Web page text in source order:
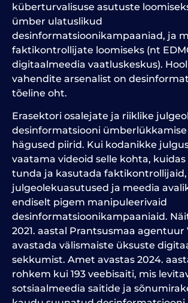
küberturvalisuse asutuste
ümber ulatuslikud
desinformatsioonikampaaniad, ja
faktikontrollijate loomiseks (nt
digitaalmeedia vaatluskeskus).
vahendite arsenalist on
tõeline oht.
Erasektori osalejate ja riiklike
desinformatsiooni ümberlükkamise
hägused piirid. Kui kodanikke
vaatama videoid selle kohta,
tunda ja kasutada faktikontrollijaid,
julgeolekuasutused ja meedia
endiselt pigem manipuleerivaid
desinformatsioonikampaaniaid.
2021. aastal Prantsusmaa agentuur
avastada välismaiste üksuste
sekkumist. Amet avastas 2024.
rohkem kui 193 veebisaiti, mis
sotsiaalmeedia saitide ja